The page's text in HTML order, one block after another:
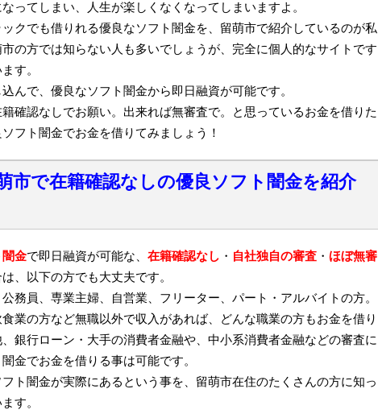
ってしまい、人生が楽しくなくなってしまいますよ。
クでも借りれる優良なソフト闇金を、留萌市で紹介しているのが私
の方では知らない人も多いでしょうが、完全に個人的なサイトです
す。
んで、優良なソフト闇金から即日融資が可能です。
確認なしでお願い。出来れば無審査で。と思っているお金を借りた
フト闇金でお金を借りてみましょう！
市で在籍確認なしの優良ソフト闇金を紹介
金で即日融資が可能な、 在籍確認なし ・ 自社独自の審査 ・ ほぼ無審
、以下の方でも大丈夫です。
務員、専業主婦、自営業、フリーター、パート・アルバイトの方。
業の方など無職以外で収入があれば、どんな職業の方もお金を借り
銀行ローン・大手の消費者金融や、中小系消費者金融などの審査に
金でお金を借りる事は可能です。
ト闇金が実際にあるという事を、留萌市在住のたくさんの方に知っ
す。